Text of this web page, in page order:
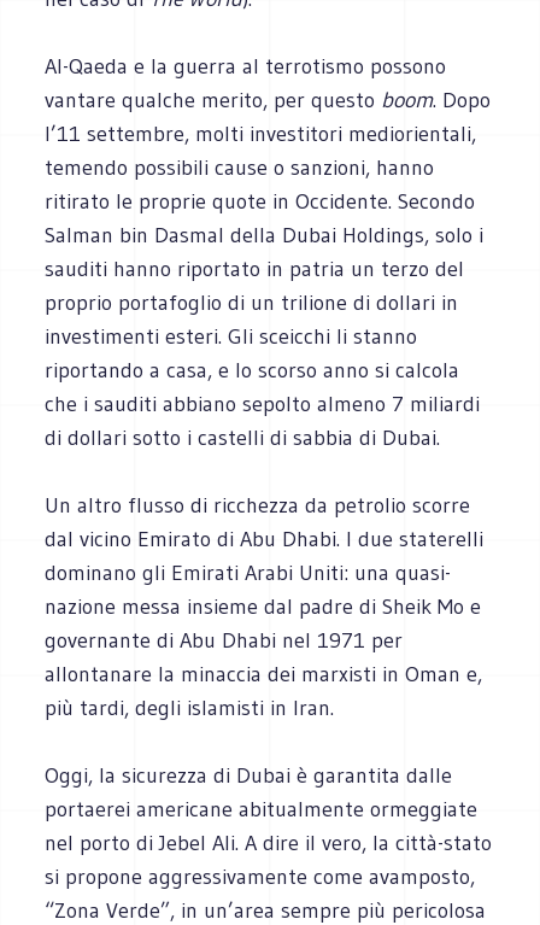
Al-Qaeda e la guerra al terrotismo possono
vantare qualche merito, per questo boom. Dopo
l’11 settembre, molti investitori mediorientali,
temendo possibili cause o sanzioni, hanno
ritirato le proprie quote in Occidente. Secondo
Salman bin Dasmal della Dubai Holdings, solo i
sauditi hanno riportato in patria un terzo del
proprio portafoglio di un trilione di dollari in
investimenti esteri. Gli sceicchi li stanno
riportando a casa, e lo scorso anno si calcola
che i sauditi abbiano sepolto almeno 7 miliardi
di dollari sotto i castelli di sabbia di Dubai.
Un altro flusso di ricchezza da petrolio scorre
dal vicino Emirato di Abu Dhabi. I due staterelli
dominano gli Emirati Arabi Uniti: una quasi-
nazione messa insieme dal padre di Sheik Mo e
governante di Abu Dhabi nel 1971 per
allontanare la minaccia dei marxisti in Oman e,
più tardi, degli islamisti in Iran.
Oggi, la sicurezza di Dubai è garantita dalle
portaerei americane abitualmente ormeggiate
nel porto di Jebel Ali. A dire il vero, la città-stato
si propone aggressivamente come avamposto,
“Zona Verde”, in un’area sempre più pericolosa